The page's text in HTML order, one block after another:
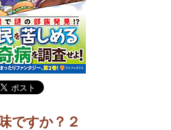
ですか？２